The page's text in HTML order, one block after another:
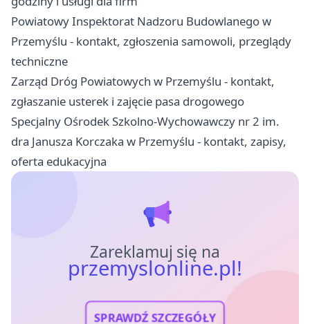
Powiatowy Inspektorat Nadzoru Budowlanego w
Przemyślu - kontakt, zgłoszenia samowoli, przeglądy
techniczne
Zarząd Dróg Powiatowych w Przemyślu - kontakt,
zgłaszanie usterek i zajęcie pasa drogowego
Specjalny Ośrodek Szkolno-Wychowawczy nr 2 im.
dra Janusza Korczaka w Przemyślu - kontakt, zapisy,
oferta edukacyjna
Zareklamuj się na
przemyslonline.pl!
SPRAWDŹ SZCZEGÓŁY